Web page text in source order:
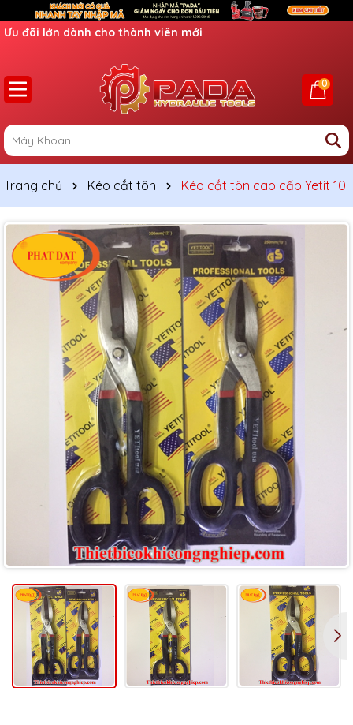
Ưu đãi lớn dành cho thành viên mới
0
Trang chủ Kéo cắt tôn Kéo cắt tôn cao cấp Yetit 10